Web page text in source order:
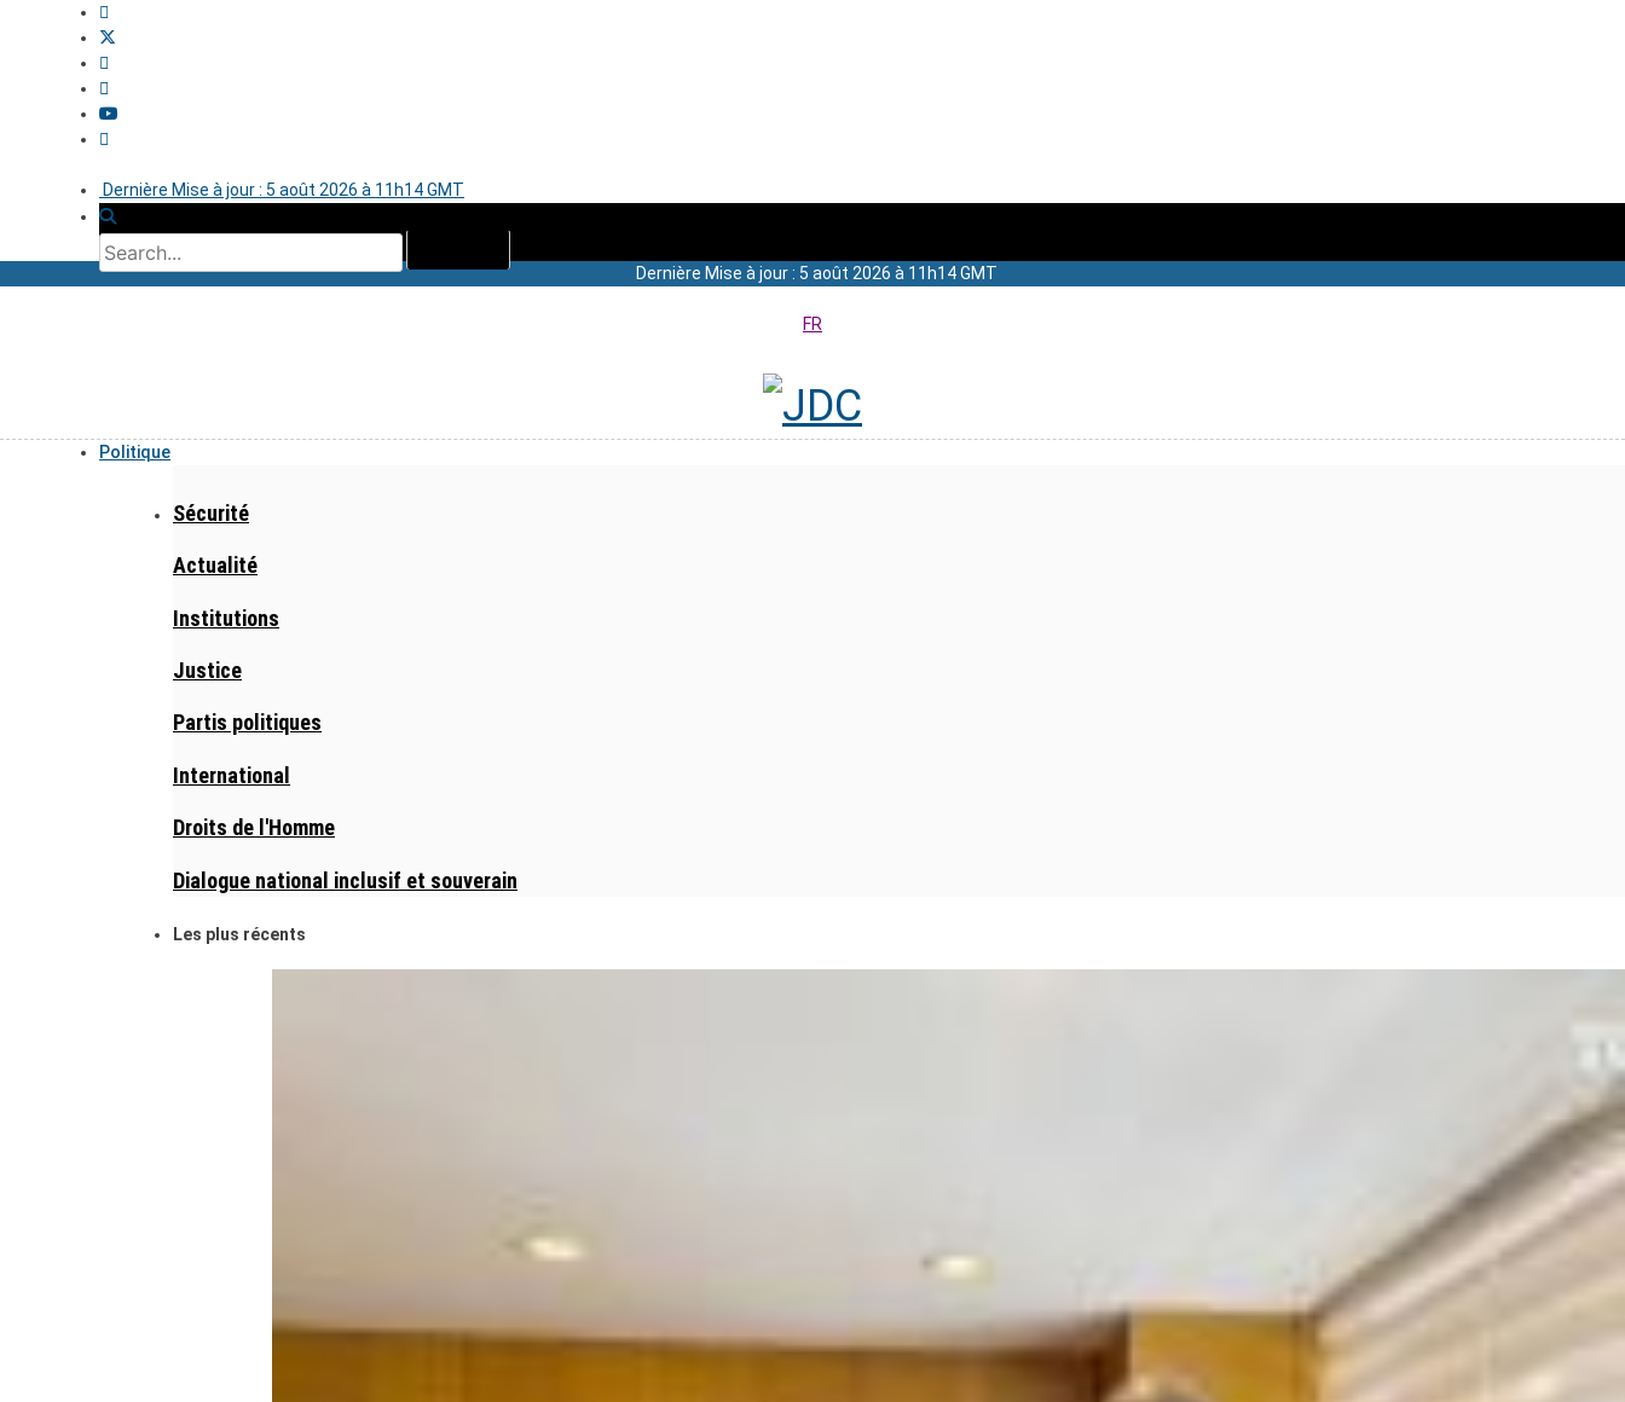
Dernière Mise à jour : 5 août 2026 à 11h14 GMT
Dernière Mise à jour : 5 août 2026 à 11h14 GMT
FR
Politique
Sécurité
Actualité
Institutions
Justice
Partis politiques
International
Droits de l'Homme
Dialogue national inclusif et souverain
Les plus récents